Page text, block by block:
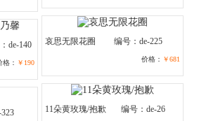
de-140
格： ￥190
哀思无限花圈 编号：de-225
价格： ￥681
11朵黄玫瑰/抱歉 编号：de-26